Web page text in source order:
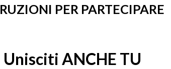
PER PARTECIPARE
Unisciti ANCHE TU